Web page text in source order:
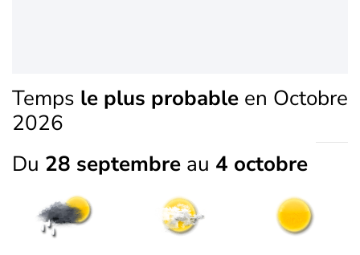
Temps le plus probable en Octobre
2026
Du 28 septembre au 4 octobre